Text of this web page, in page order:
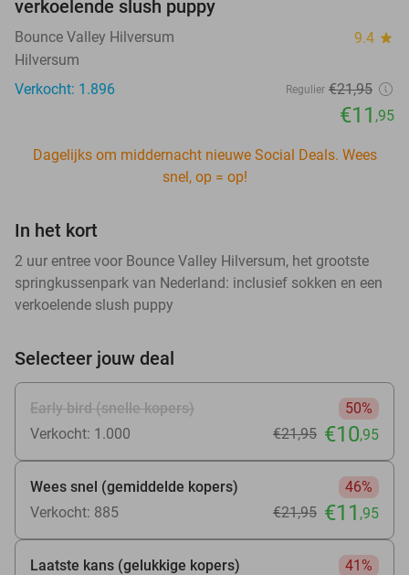
verkoelende slush puppy
Bounce Valley Hilversum 9.4 star
Hilversum
Verkocht: 1.896
Regulier €21,95
€11 ,95
Dagelijks om middernacht nieuwe Social Deals. Wees
snel, op = op!
In het kort
2 uur entree voor Bounce Valley Hilversum, het grootste
springkussenpark van Nederland: inclusief sokken en een
verkoelende slush puppy
Selecteer jouw deal
Early bird (snelle kopers)
50%
Verkocht: 1.000
€21,95 €10,95
Wees snel (gemiddelde kopers)
46%
Verkocht: 885
€21,95 €11 ,95
Laatste kans (gelukkige kopers)
41%